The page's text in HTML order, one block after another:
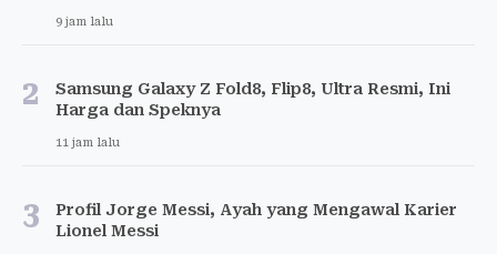
9 jam lalu
2
Samsung Galaxy Z Fold8, Flip8, Ultra Resmi, Ini
Harga dan Speknya
11 jam lalu
3
Profil Jorge Messi, Ayah yang Mengawal Karier
Lionel Messi